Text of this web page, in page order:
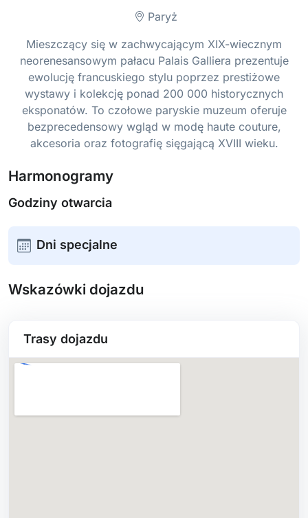
Paryż
Mieszczący się w zachwycającym XIX-wiecznym
neorenesansowym pałacu Palais Galliera prezentuje
ewolucję francuskiego stylu poprzez prestiżowe
wystawy i kolekcję ponad 200 000 historycznych
eksponatów. To czołowe paryskie muzeum oferuje
bezprecedensowy wgląd w modę haute couture,
akcesoria oraz fotografię sięgającą XVIII wieku.
Harmonogramy
Godziny otwarcia
Dni specjalne
Wskazówki dojazdu
Trasy dojazdu